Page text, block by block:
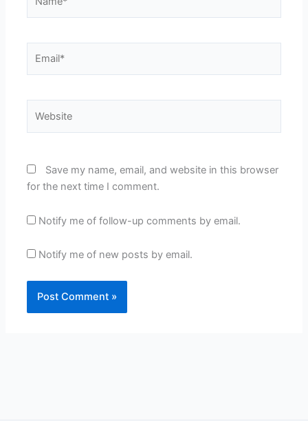
Save my name, email, and website in this browser
for the next time I comment.
Notify me of follow-up comments by email.
Notify me of new posts by email.